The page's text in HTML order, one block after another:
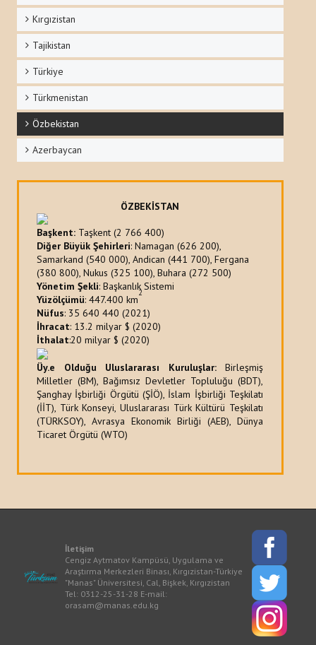
Kırgızistan
Tajikistan
Türkiye
Türkmenistan
Özbekistan
Azerbaycan
ÖZBEKİSTAN
Başkent: Taşkent (2 766 400)
Diğer Büyük Şehirleri: Namagan (626 200),
Samarkand (540 000), Andican (441 700), Fergana
(380 800), Nukus (325 100), Buhara (272 500)
Yönetim Şekli: Başkanlık Sistemi
Yüzölçümü: 447.400 km
2
Nüfus: 35 640 440 (2021)
İhracat: 13.2 milyar $ (2020)
İthalat:20 milyar $ (2020)
Üy.e Olduğu Uluslararası Kuruluşlar:Birleşmiş
Milletler (BM), Bağımsız Devletler Topluluğu (BDT),
Şanghay İşbirliği Örgütü (ŞİÖ), İslam İşbirliği Teşkilatı
(İİT), Türk Konseyi, Uluslararası Türk Kültürü Teşkilatı
(TÜRKSOY), Avrasya Ekonomik Birliği (AEB), Dünya
Ticaret Örgütü (WTO)
İletişim
Cengiz Aytmatov Kampüsü, Uygulama ve
Araştırma Merkezleri Binası, Kırgızistan-Türkiye
"Manas" Üniversitesi, Cal, Bişkek, Kırgızistan
Tel: 0312-25-31-28 E-mail:
orasam@manas.edu.kg